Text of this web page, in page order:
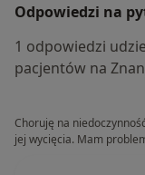
Odpowiedzi na
1 odpowiedzi
pacjentów na
Choruję na
jej wycięcia. Mam